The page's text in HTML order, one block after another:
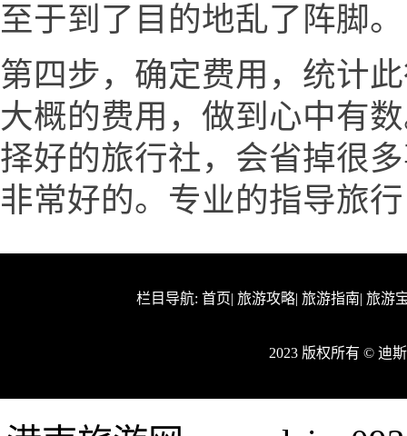
至于到了目的地乱了阵脚。
第四步，确定费用，统计
大概的费用，做到心中有
择好的旅行社，会省掉很
非常好的。专业的指导旅
栏目导航: 首页| 旅游攻略| 旅游指南| 旅游
2023 版权所有 © 迪